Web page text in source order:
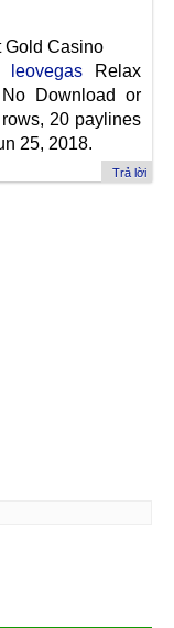
Gold Casino
leovegas Relax
No Download or
20 paylines
25, 2018.
Trả lời